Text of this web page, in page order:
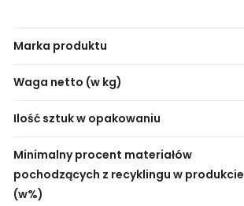
Marka produktu
Waga netto (w kg)
Ilość sztuk w opakowaniu
Minimalny procent materiałów
pochodzących z recyklingu w produkcie
(w%)